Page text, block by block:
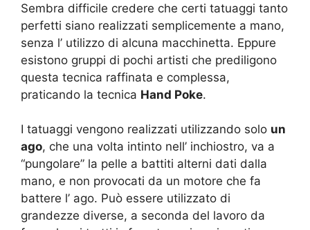
Sembra difficile credere che certi tatuaggi tanto
perfetti siano realizzati semplicemente a mano,
senza l’ utilizzo di alcuna macchinetta. Eppure
esistono gruppi di pochi artisti che prediligono
questa tecnica raffinata e complessa,
praticando la tecnica Hand Poke.
I tatuaggi vengono realizzati utilizzando solo un
ago, che una volta intinto nell’ inchiostro, va a
“pungolare” la pelle a battiti alterni dati dalla
mano, e non provocati da un motore che fa
battere l’ ago. Può essere utilizzato di
grandezze diverse, a seconda del lavoro da